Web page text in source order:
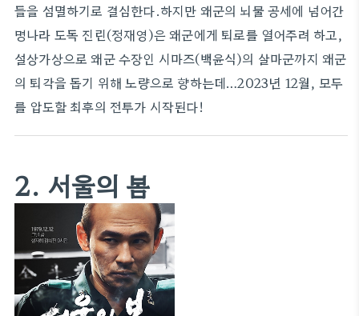
들을 섬멸하기로 결심한다.하지만 왜군의 뇌물 공세에 넘어간
명나라 도독 진린(정재영)은 왜군에게 퇴로를 열어주려 하고,
설상가상으로 왜군 수장인 시마즈(백윤식)의 살마군까지 왜군
의 퇴각을 돕기 위해 노량으로 향하는데…2023년 12월, 모두
를 압도할 최후의 전투가 시작된다!
2. 서울의 봄